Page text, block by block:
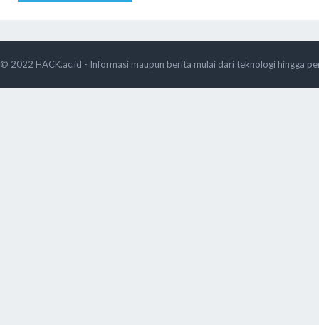
© 2022 HACK.ac.id - Informasi maupun berita mulai dari teknologi hingga